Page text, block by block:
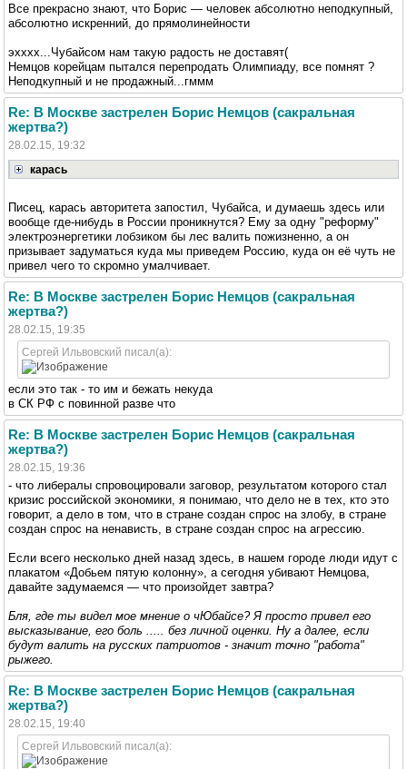
Все прекрасно знают, что Борис — человек абсолютно неподкупный,
абсолютно искренний, до прямолинейности
эхххх...Чубайсом нам такую радость не доставят(
Немцов корейцам пытался перепродать Олимпиаду, все помнят ?
Неподкупный и не продажный...гммм
Re: В Москве застрелен Борис Немцов (сакральная
жертва?)
28.02.15, 19:32
карась
Писец, карась авторитета запостил, Чубайса, и думаешь здесь или
вообще где-нибудь в России проникнутся? Ему за одну "реформу"
электроэнергетики лобзиком бы лес валить пожизненно, а он
призывает задуматься куда мы приведем Россию, куда он её чуть не
привел чего то скромно умалчивает.
Re: В Москве застрелен Борис Немцов (сакральная
жертва?)
28.02.15, 19:35
Сергей Ильвовский писал(а):
если это так - то им и бежать некуда
в СК РФ с повинной разве что
Re: В Москве застрелен Борис Немцов (сакральная
жертва?)
28.02.15, 19:36
- что либералы спровоцировали заговор, результатом которого стал
кризис российской экономики, я понимаю, что дело не в тех, кто это
говорит, а дело в том, что в стране создан спрос на злобу, в стране
создан спрос на ненависть, в стране создан спрос на агрессию.
Если всего несколько дней назад здесь, в нашем городе люди идут с
плакатом «Добьем пятую колонну», а сегодня убивают Немцова,
давайте задумаемся — что произойдет завтра?
Бля, где ты видел мое мнение о чЮбайсе? Я просто привел его
высказывание, его боль ..... без личной оценки. Ну а далее, если
будут валить на русских патриотов - значит точно "работа"
рыжего.
Re: В Москве застрелен Борис Немцов (сакральная
жертва?)
28.02.15, 19:40
Сергей Ильвовский писал(а):